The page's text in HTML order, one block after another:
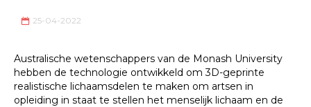
25-04-2022
Australische wetenschappers van de Monash University
hebben de technologie ontwikkeld om 3D-geprinte
realistische lichaamsdelen te maken om artsen in
opleiding in staat te stellen het menselijk lichaam en de